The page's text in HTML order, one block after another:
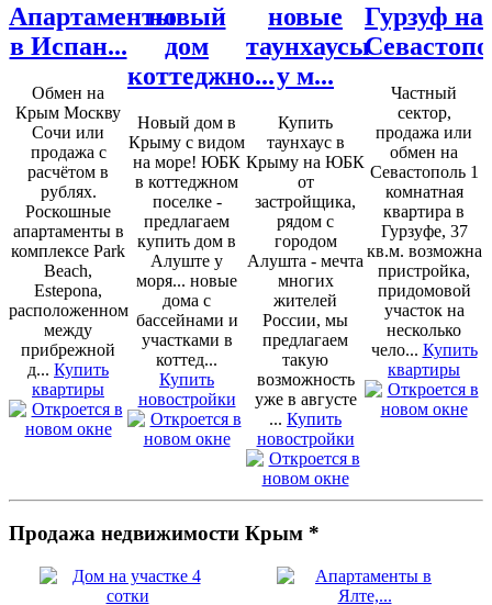
Апартаменты
в Испан...
Обмен на
Крым Москву
Сочи или
продажа с
расчётом в
рублях.
Роскошные
апартаменты в
комплексе Park
Beach,
Estepona,
расположенном
между
прибрежной
д... Купить
квартиры
новый
дом
коттеджно...
Новый дом в
Крыму с видом
на море! ЮБК
в коттеджном
поселке -
предлагаем
купить дом в
Алуште у
моря... новые
дома с
бассейнами и
участками в
коттед...
Купить
новостройки
новые
таунхаусы
у м...
Купить
таунхаус в
Крыму на ЮБК
от
застройщика,
рядом с
городом
Алушта - мечта
многих
жителей
России, мы
предлагаем
такую
возможность
уже в августе
... Купить
новостройки
Гурзуф на
Частный
сектор,
продажа или
обмен на
Севастополь 1
комнатная
квартира в
Гурзуфе, 37
кв.м. возможна
пристройка,
придомовой
участок на
несколько
чело... Купить
квартиры
Продажа недвижимости Крым *